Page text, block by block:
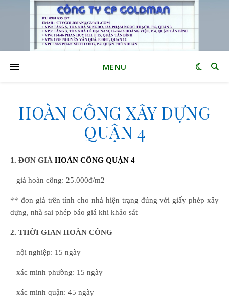
MENU
HOÀN CÔNG XÂY DỰNG
QUẬN 4
1. ĐƠN GIÁ HOÀN CÔNG QUẬN 4
– giá hoàn công: 25.000đ/m2
** đơn giá trên tính cho nhà hiện trạng đúng với giấy phép xây
dựng, nhà sai phép báo giá khi khảo sát
2. THỜI GIAN HOÀN CÔNG
– nội nghiệp: 15 ngày
– xác minh phường: 15 ngày
– xác minh quận: 45 ngày